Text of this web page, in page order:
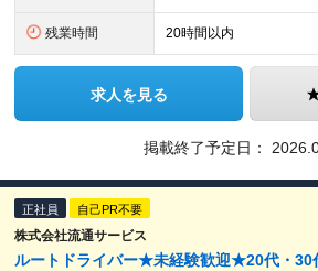
残業時間 20時間以内
求人を見る
掲載終了予定日：
正社員 自己PR不要
株式会社流通サービス
ルートドライバー★未経験歓迎★20代・30